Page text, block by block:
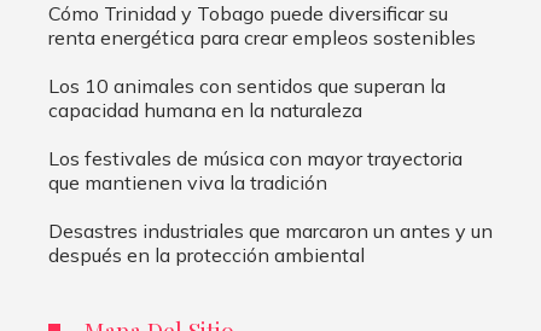
Cómo Trinidad y Tobago puede diversificar su
renta energética para crear empleos sostenibles
Los 10 animales con sentidos que superan la
capacidad humana en la naturaleza
Los festivales de música con mayor trayectoria
que mantienen viva la tradición
Desastres industriales que marcaron un antes y un
después en la protección ambiental